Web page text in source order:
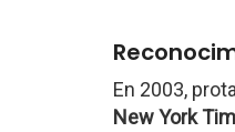
En 2003,
New York